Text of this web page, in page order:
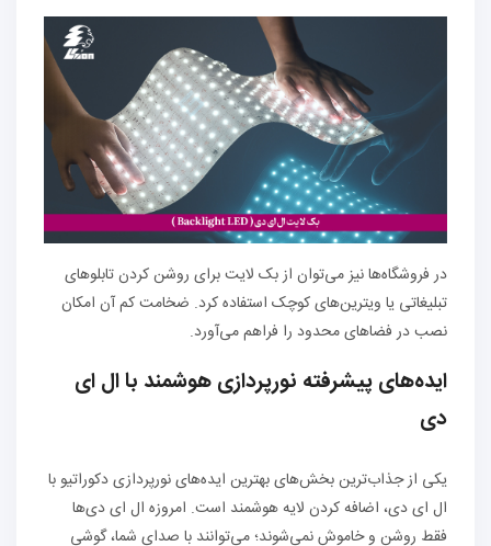
در فروشگاه‌ها نیز می‌توان از بک لایت برای روشن کردن تابلوهای
تبلیغاتی یا ویترین‌های کوچک استفاده کرد. ضخامت کم آن امکان
نصب در فضاهای محدود را فراهم می‌آورد.
ایده‌های پیشرفته نورپردازی هوشمند با ال ای
دی
یکی از جذاب‌ترین بخش‌های بهترین ایده‌های نورپردازی دکوراتیو با
ال ای دی، اضافه کردن لایه هوشمند است. امروزه ال ای دی‌ها
فقط روشن و خاموش نمی‌شوند؛ می‌توانند با صدای شما، گوشی